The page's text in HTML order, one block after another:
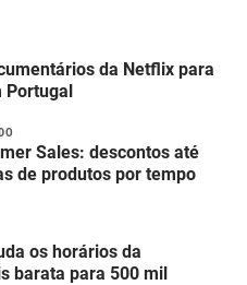
da Netflix para
Sales: descontos até
de produtos por tempo
os horários da
barata para 500 mil